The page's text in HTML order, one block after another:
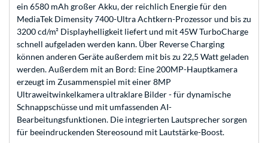
ein 6580 mAh großer Akku, der reichlich Energie für den
MediaTek Dimensity 7400-Ultra Achtkern-Prozessor und bis zu
3200 cd/m² Displayhelligkeit liefert und mit 45W TurboCharge
schnell aufgeladen werden kann. Über Reverse Charging
können anderen Geräte außerdem mit bis zu 22,5 Watt geladen
werden. Außerdem mit an Bord: Eine 200MP-Hauptkamera
erzeugt im Zusammenspiel mit einer 8MP
Ultraweitwinkelkamera ultraklare Bilder - für dynamische
Schnappschüsse und mit umfassenden AI-
Bearbeitungsfunktionen. Die integrierten Lautsprecher sorgen
für beeindruckenden Stereosound mit Lautstärke-Boost.